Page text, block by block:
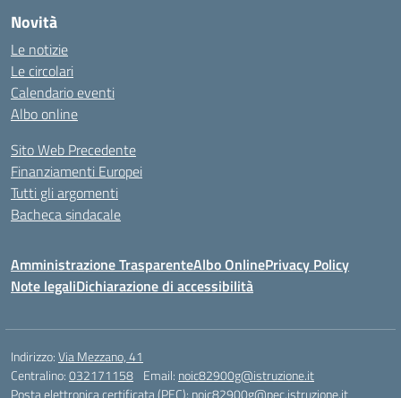
Novità
Le notizie
Le circolari
Calendario eventi
Albo online
Sito Web Precedente
Finanziamenti Europei
Tutti gli argomenti
Bacheca sindacale
Amministrazione TrasparenteAlbo OnlinePrivacy Policy
Note legaliDichiarazione di accessibilità
Indirizzo:Via Mezzano, 41
Centralino:032171158 Email: noic82900g@istruzione.it
Posta elettronica certificata (PEC): noic82900g@pec.istruzione.it